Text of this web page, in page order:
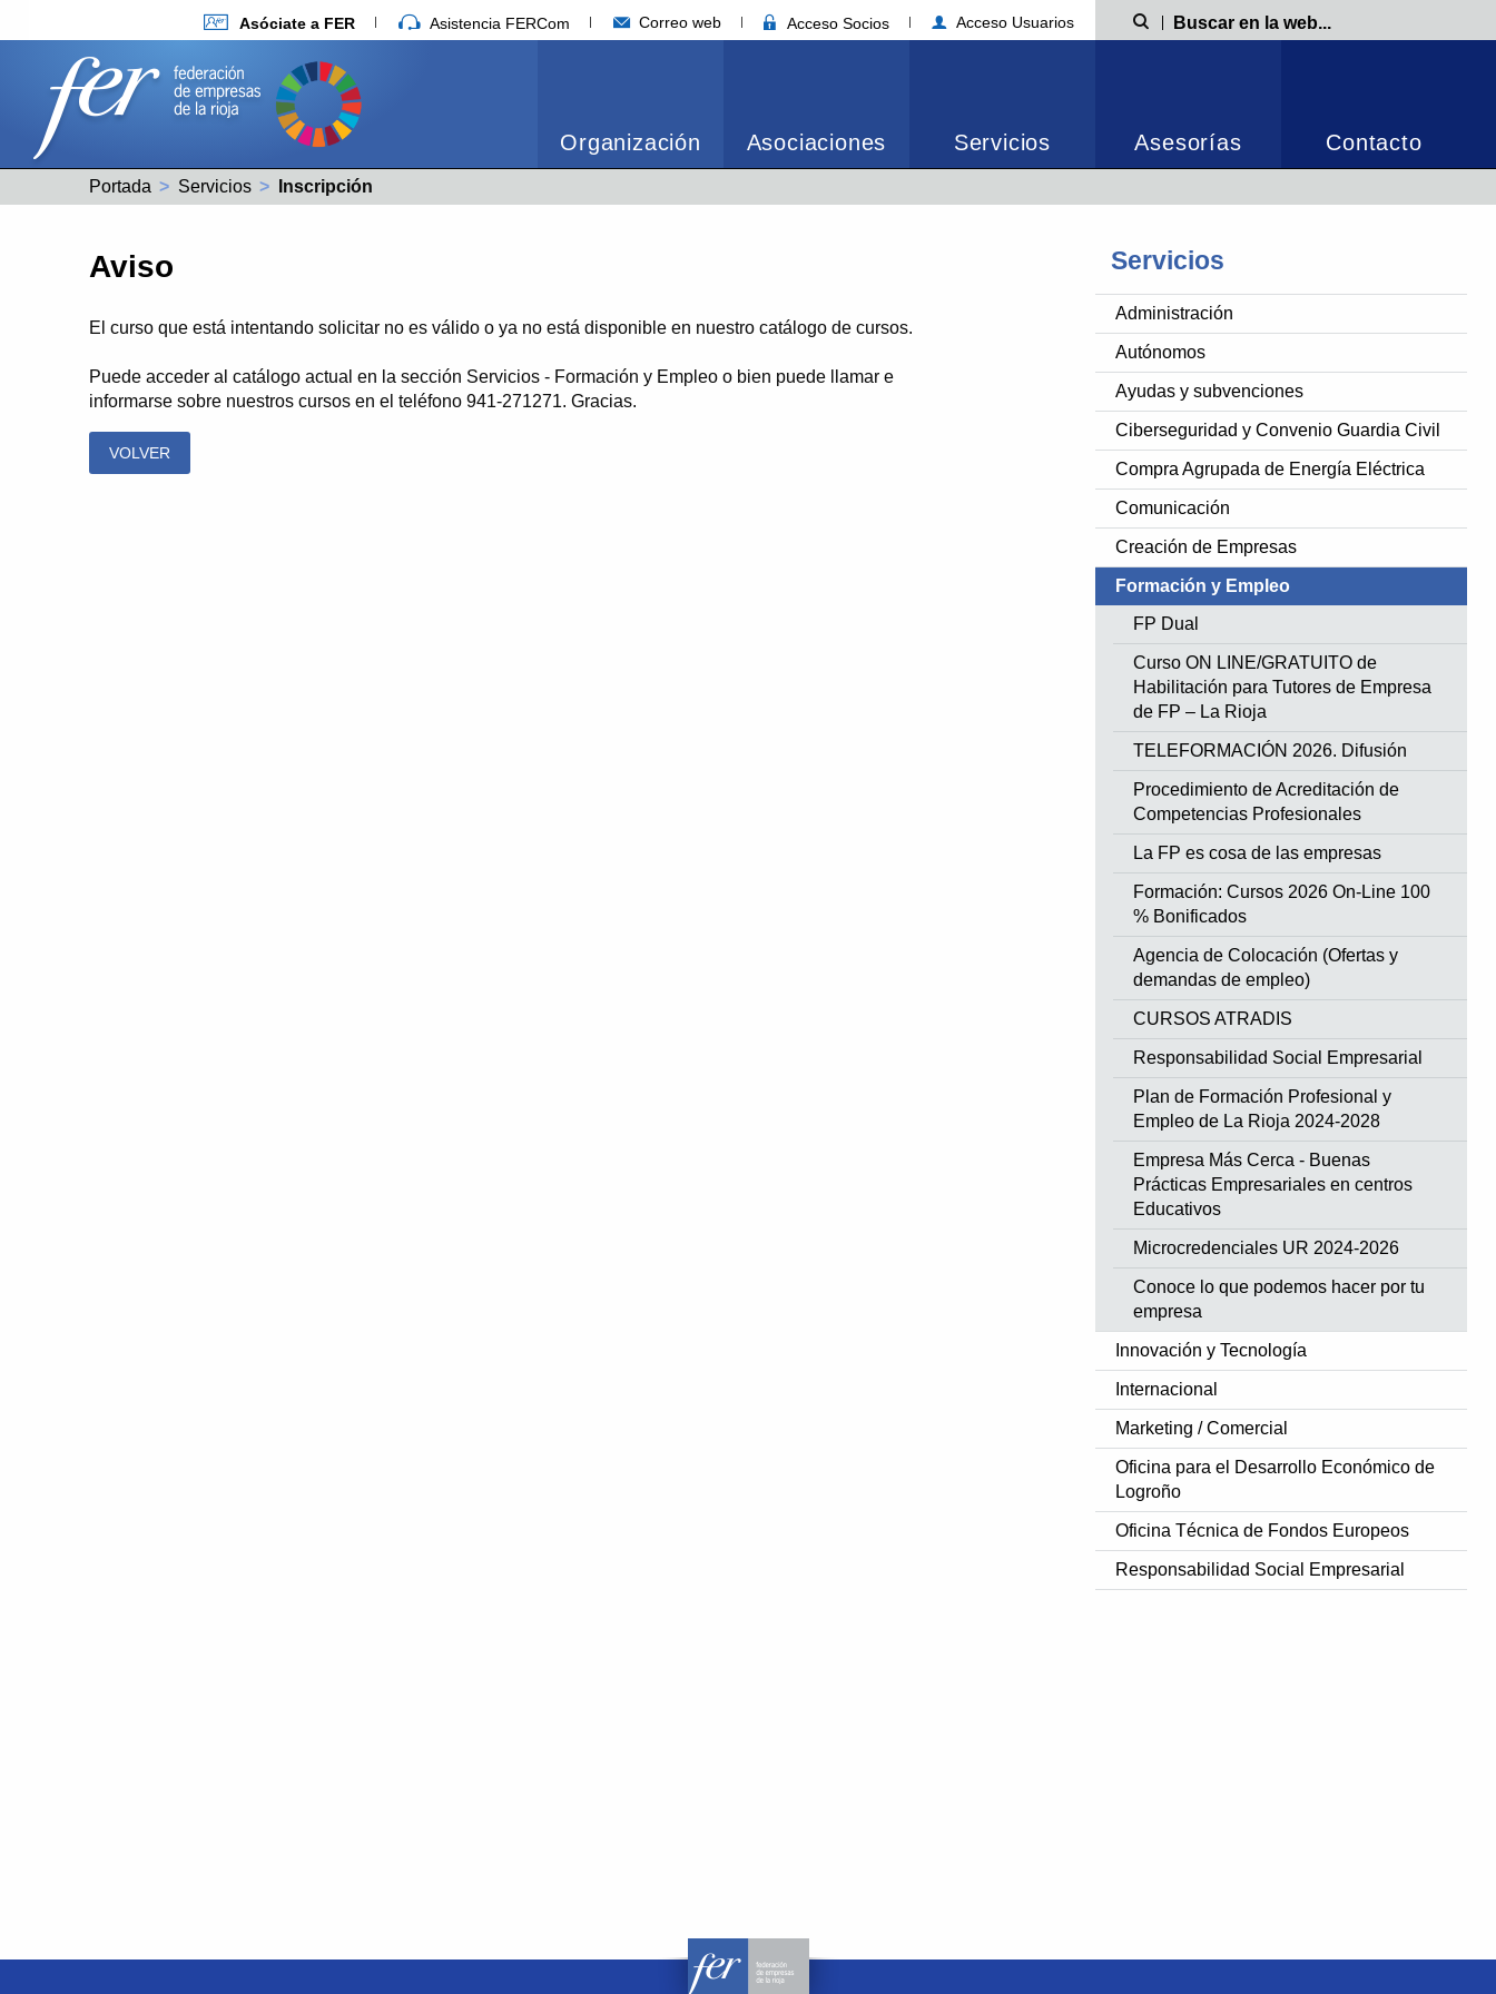
Asóciate a FER Asistencia FERCom Correo web Acceso Socios Acceso Usuarios Búsqueda
Organización Asociaciones Servicios Asesorías Contacto
Portada Servicios Actual:
Inscripción
Servicios
Administración
Autónomos
Ayudas y subvenciones
Ciberseguridad y Convenio Guardia Civil
Compra Agrupada de Energía Eléctrica
Comunicación
Creación de Empresas
Formación y Empleo
FP Dual
Curso ON LINE/GRATUITO de
Habilitación para Tutores de Empresa
de FP – La Rioja
TELEFORMACIÓN 2026. Difusión
Procedimiento de Acreditación de
Competencias Profesionales
La FP es cosa de las empresas
Formación: Cursos 2026 On-Line 100
% Bonificados
Agencia de Colocación (Ofertas y
demandas de empleo)
CURSOS ATRADIS
Responsabilidad Social Empresarial
Plan de Formación Profesional y
Empleo de La Rioja 2024-2028
Empresa Más Cerca - Buenas
Prácticas Empresariales en centros
Educativos
Microcredenciales UR 2024-2026
Conoce lo que podemos hacer por tu
empresa
Innovación y Tecnología
Internacional
Marketing / Comercial
Oficina para el Desarrollo Económico de
Logroño
Oficina Técnica de Fondos Europeos
Responsabilidad Social Empresarial
Aviso
El curso que está intentando solicitar no es válido o ya no está disponible en nuestro catálogo de cursos.
Puede acceder al catálogo actual en la sección Servicios - Formación y Empleo o bien puede llamar e
informarse sobre nuestros cursos en el teléfono 941-271271. Gracias.
VOLVER